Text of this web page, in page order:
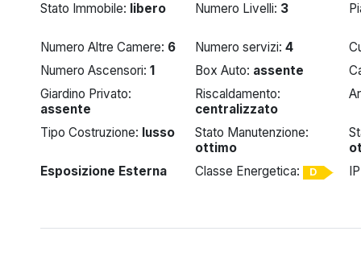
Stato Immobile: libero Numero Livelli: 3
Numero Altre Camere: 6 Numero servizi: 4
Numero Ascensori: 1 Box Auto: assente
Giardino Privato:
assente
Riscaldamento:
centralizzato
Tipo Costruzione: lusso
Stato Manutenzione:
ottimo
Esposizione Esterna Classe Energetica: D